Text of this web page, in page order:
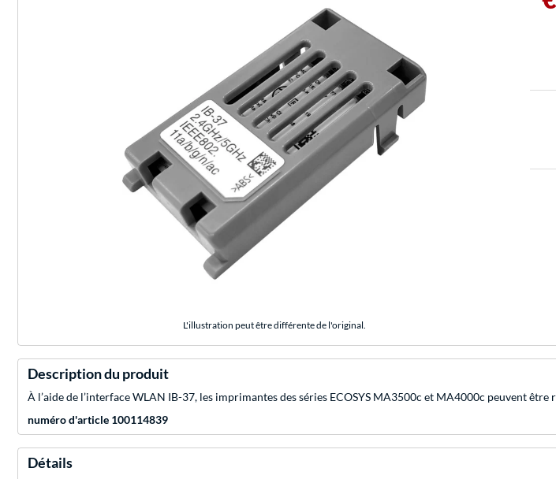
L'illustration peut être différente de l'original.
Description du produit
À l’aide de l’interface WLAN IB-37, les imprimantes des séries ECOSYS MA3500c et MA4000c peuvent
numéro d'article 100114839
Détails